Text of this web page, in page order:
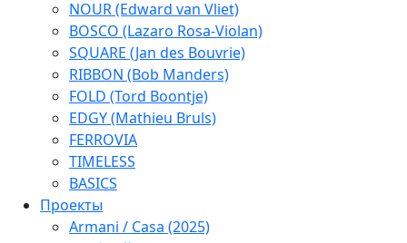
NOUR (Edward van Vliet)
BOSCO (Lazaro Rosa-Violan)
SQUARE (Jan des Bouvrie)
RIBBON (Bob Manders)
FOLD (Tord Boontje)
EDGY (Mathieu Bruls)
FERROVIA
TIMELESS
BASICS
Проекты
Armani / Casa (2025)